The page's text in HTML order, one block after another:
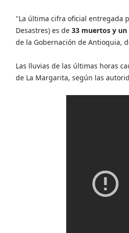
"La última cifra oficial entregada
Desastres) es de 33 muertos y
de la Gobernación de Antioquia,
Las lluvias de las últimas horas
de La Margarita, según las